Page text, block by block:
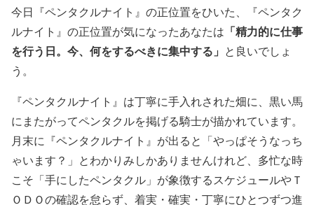
今日『ペンタクルナイト』の正位置をひいた、『ペンタク
ルナイト』の正位置が気になったあなたは 「精力的に仕事
を行う日。今、何をするべきに集中する」 と良いでしょ
う。
『ペンタクルナイト』は丁寧に手入れされた畑に、黒い馬
にまたがってペンタクルを掲げる騎士が描かれています。
月末に『ペンタクルナイト』が出ると「やっぱそうなっち
ゃいます？」とわかりみしかありませんけれど、多忙な時
こそ「手にしたペンタクル」が象徴するスケジュールやＴ
ＯＤＯの確認を怠らず、着実・確実・丁寧にひとつずつ進